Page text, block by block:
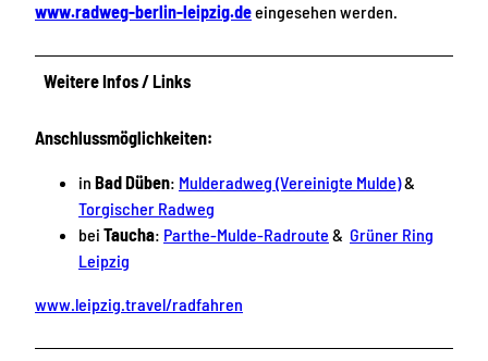
www.radweg-berlin-leipzig.deeingesehen werden.
Weitere Infos / Links
Anschlussmöglichkeiten:
in Bad Düben: Mulderadweg (Vereinigte Mulde)&
Torgischer Radweg
bei Taucha: Parthe-Mulde-Radroute & Grüner Ring
Leipzig
www.leipzig.travel/radfahren